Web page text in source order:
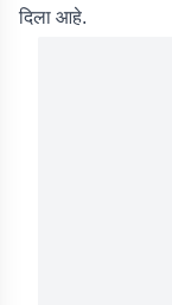
दिला आहे.